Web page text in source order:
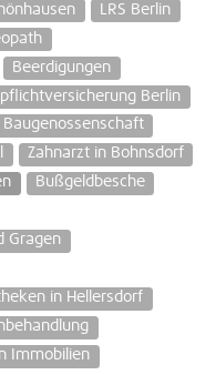
LRS Berlin
Beerdigungen
Berlin
Baugenossenschaft
Zahnarzt in Bohnsdorf
Bußgeldbesche
Gragen
in Hellersdorf
Immobilien